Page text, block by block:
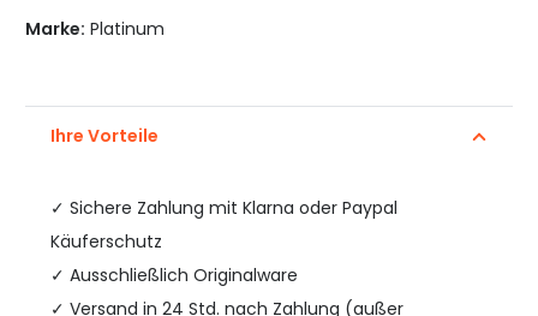
Marke: Platinum
Ihre Vorteile
✓ Sichere Zahlung mit Klarna oder Paypal
Käuferschutz
✓ Ausschließlich Originalware
✓ Versand in 24 Std. nach Zahlung (außer